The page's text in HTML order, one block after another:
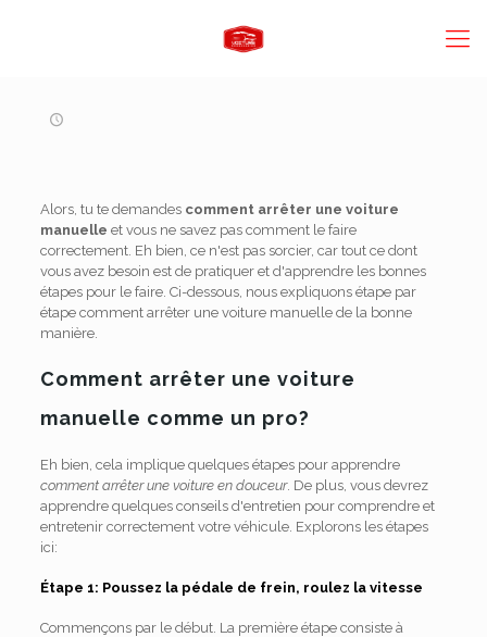
Alors, tu te demandes comment arrêter une voiture
manuelle et vous ne savez pas comment le faire
correctement. Eh bien, ce n'est pas sorcier, car tout ce dont
vous avez besoin est de pratiquer et d'apprendre les bonnes
étapes pour le faire. Ci-dessous, nous expliquons étape par
étape comment arrêter une voiture manuelle de la bonne
manière.
Comment arrêter une voiture
manuelle comme un pro?
Eh bien, cela implique quelques étapes pour apprendre
comment arrêter une voiture en douceur. De plus, vous devrez
apprendre quelques conseils d'entretien pour comprendre et
entretenir correctement votre véhicule. Explorons les étapes
ici:
Étape 1: Poussez la pédale de frein, roulez la vitesse
Commençons par le début. La première étape consiste à